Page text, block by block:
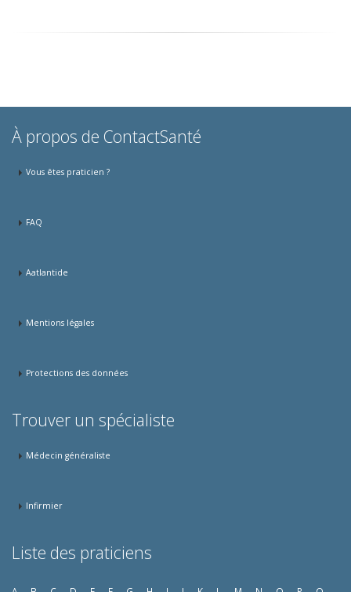
À propos de ContactSanté
Vous êtes praticien ?
FAQ
Aatlantide
Mentions légales
Protections des données
Trouver un spécialiste
Médecin généraliste
Infirmier
Liste des praticiens